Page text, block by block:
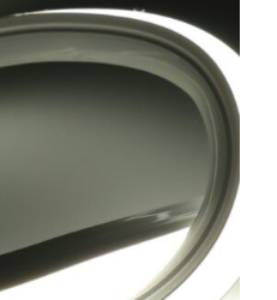
VARIANTES.
LAS
OPCIONES